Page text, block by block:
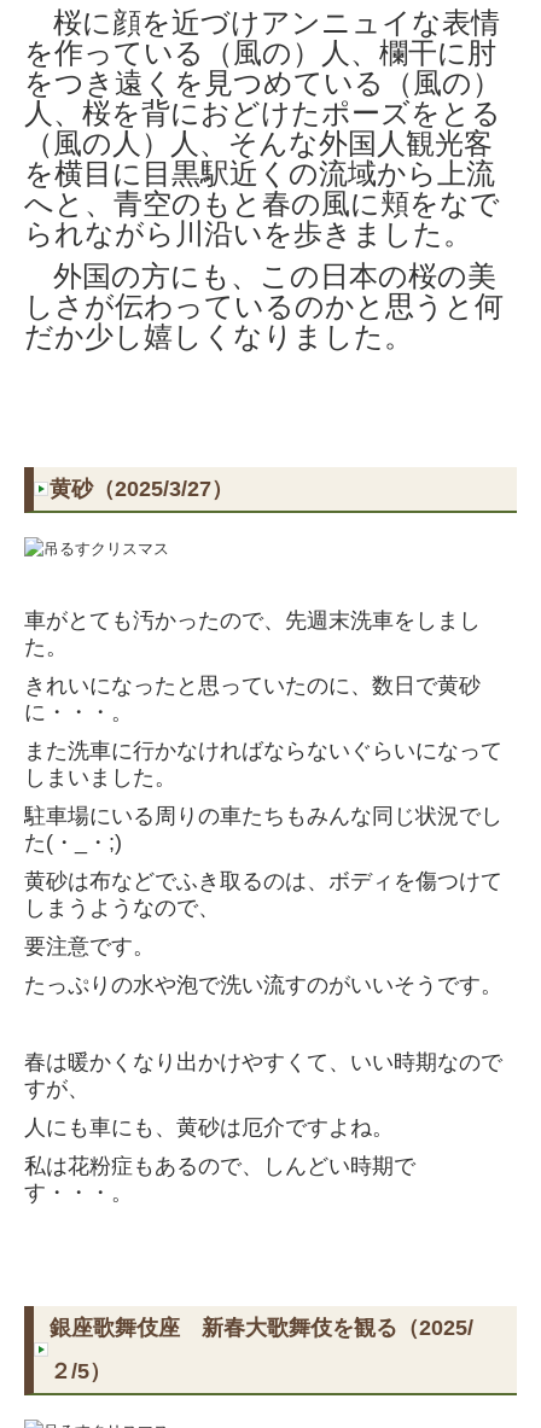
桜に顔を近づけアンニュイな表情
を作っている（風の）人、欄干に肘
をつき遠くを見つめている（風の）
人、桜を背におどけたポーズをとる
（風の人）人、そんな外国人観光客
を横目に目黒駅近くの流域から上流
へと、青空のもと春の風に頬をなで
られながら川沿いを歩きました。
外国の方にも、この日本の桜の美
しさが伝わっているのかと思うと何
だか少し嬉しくなりました。
黄砂（2025/3/27）
車がとても汚かったので、先週末洗車をしまし
た。
きれいになったと思っていたのに、 数日で黄砂
に・・・。
また洗車に行かなければならないぐらいになって
しまいました。
駐車場にいる周りの車たちもみんな同じ状況でし
た(・_・;)
黄砂は布などでふき取るのは、ボディを傷つけて
しまうようなので、
要注意です。
たっぷりの水や泡で洗い流すのがいいそうです。
春は暖かくなり出かけやすくて、いい時期なので
すが、
人にも車にも、黄砂は厄介ですよね。
私は花粉症もあるので、しんどい時期で
す・・・。
銀座歌舞伎座 新春大歌舞伎を観る（2025/
２/5）